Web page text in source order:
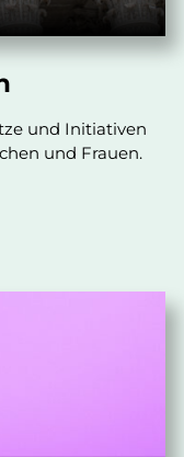
und Initiativen
und Frauen.